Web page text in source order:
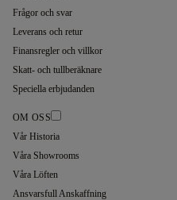
Frågor och svar
Leverans och retur
Finansregler och villkor
Skatt- och tullberäknare
Speciella erbjudanden
OM OSS
Vår Historia
Våra Showrooms
Våra Löften
Ansvarsfull Anskaffning